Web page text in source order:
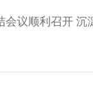
议顺利召开 沉